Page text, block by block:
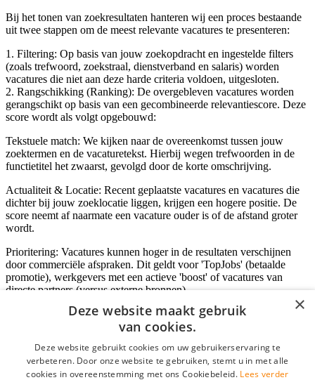
Bij het tonen van zoekresultaten hanteren wij een proces bestaande
uit twee stappen om de meest relevante vacatures te presenteren:
1. Filtering: Op basis van jouw zoekopdracht en ingestelde filters
(zoals trefwoord, zoekstraal, dienstverband en salaris) worden
vacatures die niet aan deze harde criteria voldoen, uitgesloten.
2. Rangschikking (Ranking): De overgebleven vacatures worden
gerangschikt op basis van een gecombineerde relevantiescore. Deze
score wordt als volgt opgebouwd:
Tekstuele match: We kijken naar de overeenkomst tussen jouw
zoektermen en de vacaturetekst. Hierbij wegen trefwoorden in de
functietitel het zwaarst, gevolgd door de korte omschrijving.
Actualiteit & Locatie: Recent geplaatste vacatures en vacatures die
dichter bij jouw zoeklocatie liggen, krijgen een hogere positie. De
score neemt af naarmate een vacature ouder is of de afstand groter
wordt.
Prioritering: Vacatures kunnen hoger in de resultaten verschijnen
door commerciële afspraken. Dit geldt voor 'TopJobs' (betaalde
promotie), werkgevers met een actieve 'boost' of vacatures van
directe partners (versus externe bronnen).
Inloggen als bedrijf
*
×
Deze website maakt gebruik
van cookies.
Deze website gebruikt cookies om uw gebruikerservaring te
verbeteren. Door onze website te gebruiken, stemt u in met alle
cookies in overeenstemming met ons Cookiebeleid. Lees verder